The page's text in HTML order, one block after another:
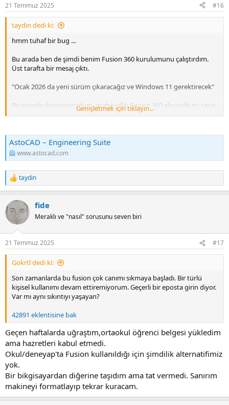
s
:
21 Temmuz 2025 #16
taydin dedi ki:
hmm tuhaf bir bug ...
Bu arada ben de şimdi benim Fusion 360 kurulumunu çalıştırdım.
Üst tarafta bir mesaj çıktı.
"Ocak 2026 da yeni sürüm çıkaracağız ve Windows 11 gerektirecek"
Bir süredir düşünüyordum, acaba yıllık Fusion 360 abonelik mi satın
alayım, yoksa FreeCad mi öğreneyim diye. Sağolsun Autodesk, karar
Genişletmek için tıklayın...
AstoCAD – Engineering Suite
www.astocad.com
R
e
c
t
i
s
:
taydin
fide
Meraklı ve "nasıl" sorusunu seven biri
21 Temmuz 2025 #17
Gokrtl dedi ki:
Son zamanlarda bu fusion çok canımı sıkmaya başladı. Bir türlü
kişisel kullanımı devam ettiremiyorum. Geçerli bir eposta girin diyor.
Var mı aynı sıkıntıyı yaşayan?
42891 eklentisine bak
Geçen haftalarda uğraştım,ortaokul öğrenci belgesi yükledim
ama hazretleri kabul etmedi.
Okul/deneyap'ta Fusion kullanıldığı için şimdilik alternatifimiz
yok.
Bir bikgisayardan diğerine taşıdım ama tat vermedi. Sanırım
makineyi formatlayıp tekrar kuracam.